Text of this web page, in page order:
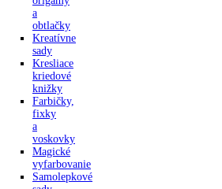
a
obtlačky
Kreatívne
sady
Kresliace
kriedové
knižky
Farbičky,
fixky
a
voskovky
Magické
vyfarbovanie
Samolepkové